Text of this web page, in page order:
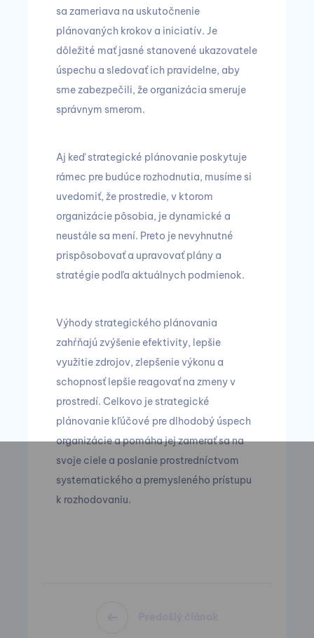
sa zameriava na uskutočnenie
plánovaných krokov a iniciatív. Je
dôležité mať jasné stanovené ukazovatele
úspechu a sledovať ich pravidelne, aby
sme zabezpečili, že organizácia smeruje
správnym smerom.
Aj keď strategické plánovanie poskytuje
rámec pre budúce rozhodnutia, musíme si
uvedomiť, že prostredie, v ktorom
organizácie pôsobia, je dynamické a
neustále sa mení. Preto je nevyhnutné
prispôsobovať a upravovať plány a
stratégie podľa aktuálnych podmienok.
Výhody strategického plánovania
zahŕňajú zvýšenie efektivity, lepšie
využitie zdrojov, zlepšenie výkonu a
schopnosť lepšie reagovať na zmeny v
prostredí. Celkovo je strategické
plánovanie kľúčové pre dlhodobý úspech
organizácie a pomáha jej zamerať sa na
svoje ciele a poslanie prostredníctvom
systematického a premysleného prístupu
k rozhodovaniu.